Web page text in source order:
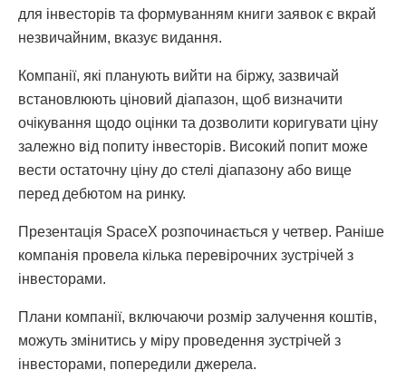
для інвесторів та формуванням книги заявок є вкрай
незвичайним, вказує видання.
Компанії, які планують вийти на біржу, зазвичай
встановлюють ціновий діапазон, щоб визначити
очікування щодо оцінки та дозволити коригувати ціну
залежно від попиту інвесторів. Високий попит може
вести остаточну ціну до стелі діапазону або вище
перед дебютом на ринку.
Презентація SpaceX розпочинається у четвер. Раніше
компанія провела кілька перевірочних зустрічей з
інвесторами.
Плани компанії, включаючи розмір залучення коштів,
можуть змінитись у міру проведення зустрічей з
інвесторами, попередили джерела.